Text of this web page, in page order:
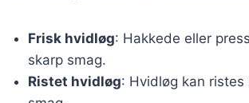
Frisk hvidløg: Hakkede eller
skarp smag.
Ristet hvidløg: Hvidløg kan